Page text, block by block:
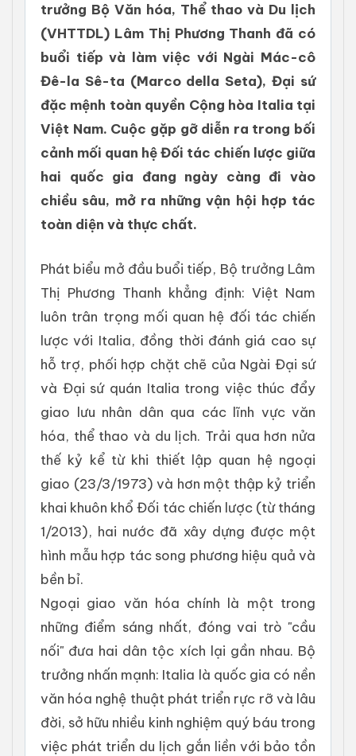
trưởng Bộ Văn hóa, Thể thao và Du lịch
(VHTTDL) Lâm Thị Phương Thanh đã có
buổi tiếp và làm việc với Ngài Mác-cô
Đê-la Sê-ta (Marco della Seta), Đại sứ
đặc mệnh toàn quyền Cộng hòa Italia tại
Việt Nam. Cuộc gặp gỡ diễn ra trong bối
cảnh mối quan hệ Đối tác chiến lược giữa
hai quốc gia đang ngày càng đi vào
chiều sâu, mở ra những vận hội hợp tác
toàn diện và thực chất.
Phát biểu mở đầu buổi tiếp, Bộ trưởng Lâm
Thị Phương Thanh khẳng định: Việt Nam
luôn trân trọng mối quan hệ đối tác chiến
lược với Italia, đồng thời đánh giá cao sự
hỗ trợ, phối hợp chặt chẽ của Ngài Đại sứ
và Đại sứ quán Italia trong việc thúc đẩy
giao lưu nhân dân qua các lĩnh vực văn
hóa, thể thao và du lịch. Trải qua hơn nửa
thế kỷ kể từ khi thiết lập quan hệ ngoại
giao (23/3/1973) và hơn một thập kỷ triển
khai khuôn khổ Đối tác chiến lược (từ tháng
1/2013), hai nước đã xây dựng được một
hình mẫu hợp tác song phương hiệu quả và
bền bỉ.
Ngoại giao văn hóa chính là một trong
những điểm sáng nhất, đóng vai trò "cầu
nối" đưa hai dân tộc xích lại gần nhau. Bộ
trưởng nhấn mạnh: Italia là quốc gia có nền
văn hóa nghệ thuật phát triển rực rỡ và lâu
đời, sở hữu nhiều kinh nghiệm quý báu trong
việc phát triển du lịch gắn liền với bảo tồn